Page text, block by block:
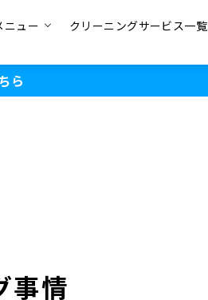
ニュー クリーニングサービス一覧
ら
事情